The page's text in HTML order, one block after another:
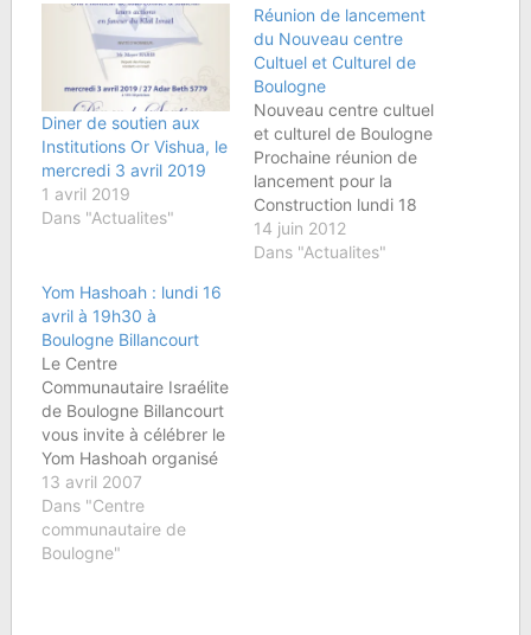
Diner de soutien aux
Institutions Or Vishua, le
mercredi 3 avril 2019
1 avril 2019
Dans "Actualites"
Réunion de lancement
du Nouveau centre
Cultuel et Culturel de
Boulogne
Nouveau centre cultuel
et culturel de Boulogne
Prochaine réunion de
lancement pour la
Construction lundi 18
juin à 20h30 au CCIBB
Le projet de
14 juin 2012
Dans "Actualites"
Yom Hashoah : lundi 16
avril à 19h30 à
Boulogne Billancourt
Le Centre
Communautaire Israélite
de Boulogne Billancourt
vous invite à célébrer le
Yom Hashoah organisé
par l'AJCBB à la
synagogue de Boulogne
Billancourt le lundi 16
avril à 19h30 au 43 rue
13 avril 2007
Dans "Centre
communautaire de
Boulogne"